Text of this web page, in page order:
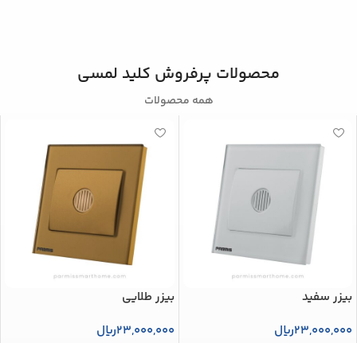
محصولات پرفروش کلید لمسی
همه محصولات
بیزر سفید
23,000,000ریال
بیزر طلایی
23,000,000ریال